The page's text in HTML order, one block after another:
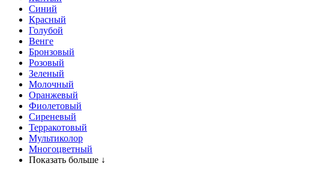
Синий
Красный
Голубой
Венге
Бронзовый
Розовый
Зеленый
Молочный
Оранжевый
Фиолетовый
Сиреневый
Терракотовый
Мультиколор
Многоцветный
Показать больше ↓